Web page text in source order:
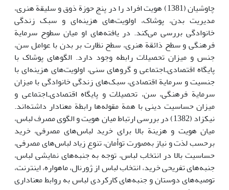
چاوشیان (1381) هویت افراد را در پنج حوزة ذوق و سلیقة هنری،
مدیریت بدن، پوشاک، اولویت‌های هزینه‌ای و سبک زندگی
خانوادگی بررسی می‌کند. در یافته‌های او میان سطوح سرمایة
فرهنگی و سطح ذائقة هنری، سطح نظارت بر بدن با عوامل سن،
جنس و میزان تحصیلات رابطه وجود دارد. الگوهای پوشاک با
پایگاه اقتصادی‌ـ‌‌‌اجتماعی و گرو‌های سنی، اولویت‌های هزینه‌ای با
جنسیت و سرمایة اقتصادی، سبک‌های زندگی خانوادگی با میزان
سرمایة فرهنگی، سن، تحصیلات و پایگاه اقتصادی‌ـ‌اجتماعی و
میزان حساسیت دینی با همة مقوله‌ها رابطة معنادار داشته‌اند.
نیکزاد (1382) در بررسی ارتباط میان هویت و الگوی مصرف لباس،
میان هویت و هزینة بالا برای خرید لباس‌های مصرفی، خرید
برحسب لذت و نیاز به‌صورت توأمان، تنوع زیاد لباس‌های مصرفی،
حساسیت بالا در انتخاب لباس، توجه به جنبه‌های نمایشی لباس،
جنبه‌های تفریحی خرید، انتخاب لباس از ژورنال، ماهواره، اینترنت،
توصیه‌های دوستان و جنبه‌های کارکردی لباس به روابط معناداری